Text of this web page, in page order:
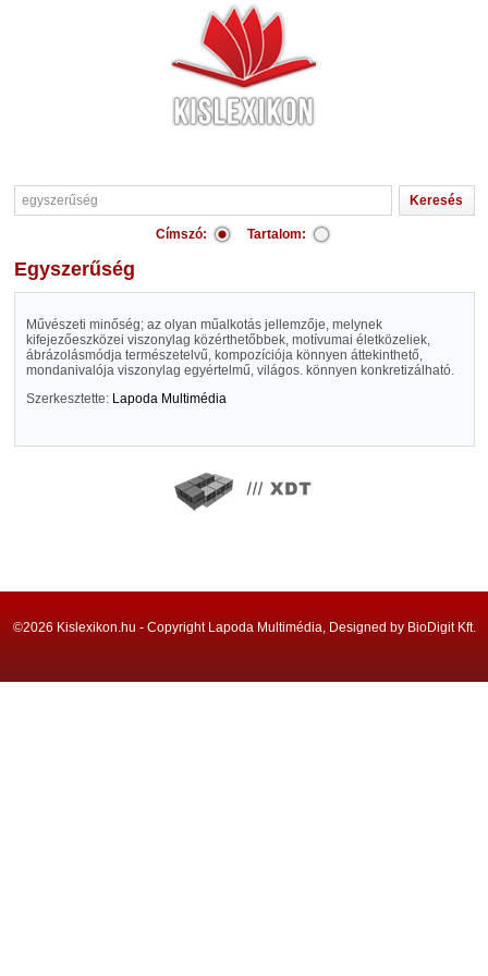
Címszó: Tartalom:
egyszerűség
Művészeti minőség; az olyan műalkotás jellemzője, melynek
kifejezőeszközei viszonylag közérthetőbbek, motívumai életközeliek,
ábrázolásmódja természetelvű, kompozíciója könnyen áttekinthető,
mondanivalója viszonylag egyértelmű, világos. könnyen konkretizálható.
Szerkesztette: Lapoda Multimédia
©2026 Kislexikon.hu - Copyright Lapoda Multimédia, Designed by BioDigit Kft.